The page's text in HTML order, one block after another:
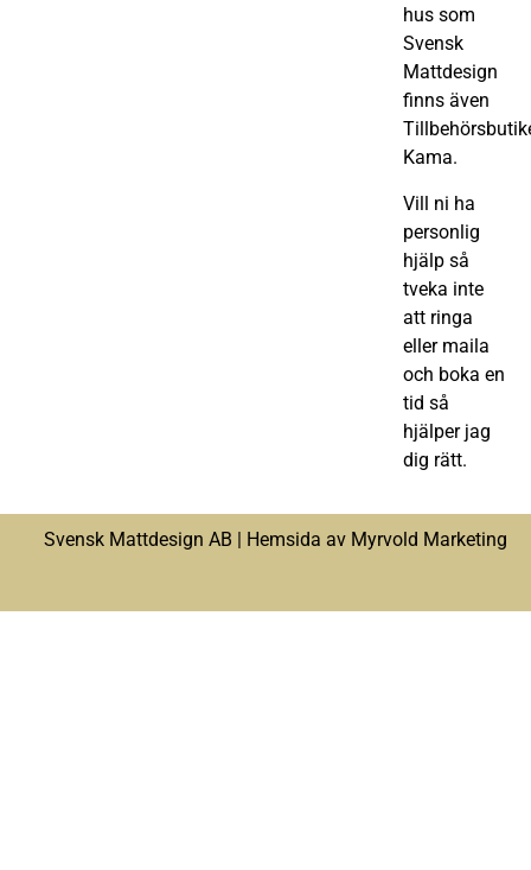
hus som
Svensk
Mattdesign
finns även
Kama.
Vill ni ha
personlig
hjälp så
tveka inte
att ringa
eller maila
och boka en
tid så
hjälper jag
dig rätt.
Svensk Mattdesign AB | Hemsida av Myrvold Marketing